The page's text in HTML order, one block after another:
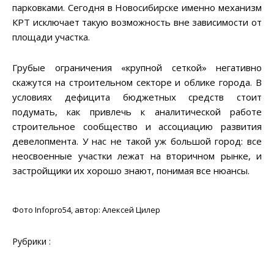
парковками. Сегодня в Новосибирске именно механизм
КРТ исключает такую возможность вне зависимости от
площади участка.
Грубые ограничения «крупной сеткой» негативно
скажутся на строительном секторе и облике города. В
условиях дефицита бюджетных средств стоит
подумать, как привлечь к аналитической работе
строительное сообщество и ассоциацию развития
девелопмента. У нас не такой уж большой город: все
неосвоенные участки лежат на вторичном рынке, и
застройщики их хорошо знают, понимая все нюансы.
Фото Infopro54, автор: Алексей Цилер
Рубрики :